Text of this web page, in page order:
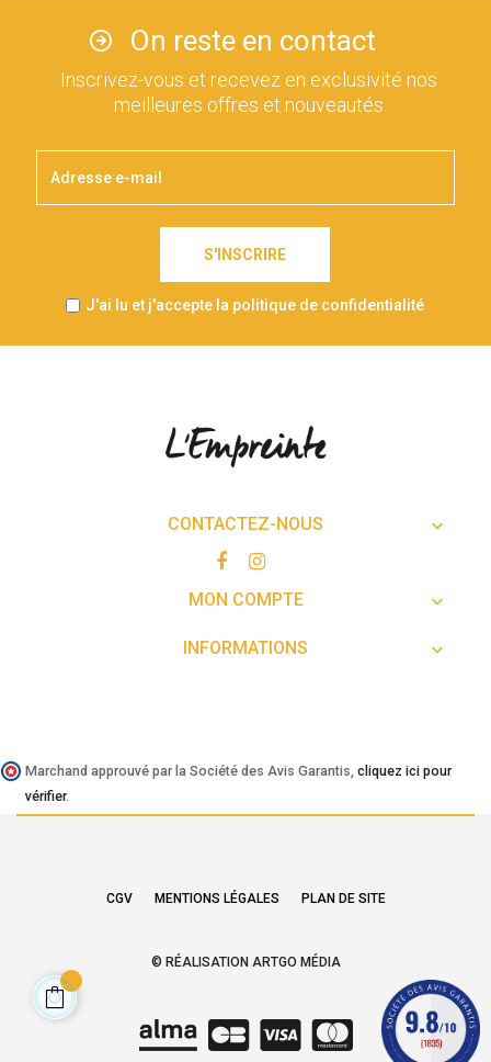
On reste en contact
Inscrivez-vous et recevez en exclusivité nos
meilleures offres et nouveautés
S'INSCRIRE
J'ai lu et j'accepte la politique de confidentialité
CONTACTEZ-NOUS 
MON COMPTE 
INFORMATIONS 
Marchand approuvé par la Société des Avis Garantis, cliquez ici pour
vérifier.
CGV MENTIONS LÉGALES PLAN DE SITE
© RÉALISATION ARTGO MÉDIA